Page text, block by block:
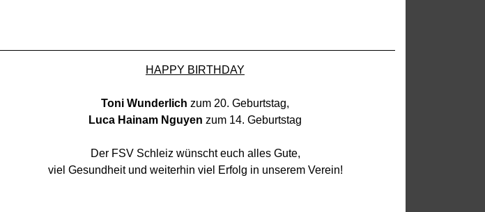
HAPPY BIRTHDAY
Toni Wunderlich zum 20. Geburtstag,
Luca Hainam Nguyen zum 14. Geburtstag
Der FSV Schleiz wünscht euch alles Gute,
viel Gesundheit und weiterhin viel Erfolg in unserem Verein!